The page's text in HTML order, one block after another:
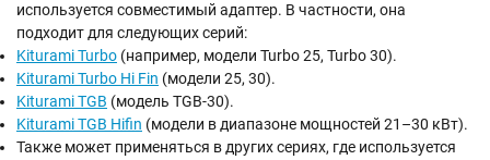
используется совместимый адаптер. В частности, она
подходит для следующих серий:
Kiturami Turbo (например, модели Turbo 25, Turbo 30).
Kiturami Turbo Hi Fin (модели 25, 30).
Kiturami TGB (модель TGB-30).
Kiturami TGB Hifin (модели в диапазоне мощностей 21–30 кВт).
Также может применяться в других сериях, где используется